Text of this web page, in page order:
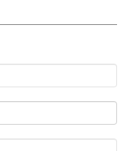
hay bởi vị hạt dẻ mà
cứ ngậm ngùi. Mong
Khánh cho tôi gởi
Phạm Xuân Hùng